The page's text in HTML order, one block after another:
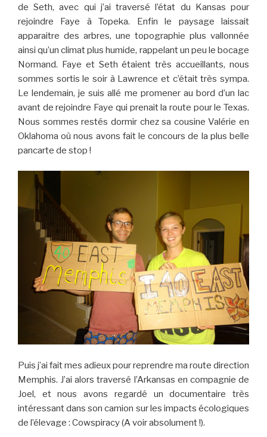
de Seth, avec qui j’ai traversé l’état du Kansas pour
rejoindre Faye à Topeka. Enfin le paysage laissait
apparaitre des arbres, une topographie plus vallonnée
ainsi qu’un climat plus humide, rappelant un peu le bocage
Normand. Faye et Seth étaient très accueillants, nous
sommes sortis le soir à Lawrence et c’était très sympa.
Le lendemain, je suis allé me promener au bord d’un lac
avant de rejoindre Faye qui prenait la route pour le Texas.
Nous sommes restés dormir chez sa cousine Valérie en
Oklahoma où nous avons fait le concours de la plus belle
pancarte de stop !
Puis j’ai fait mes adieux pour reprendre ma route direction
Memphis. J’ai alors traversé l’Arkansas en compagnie de
Joel, et nous avons regardé un documentaire très
intéressant dans son camion sur les impacts écologiques
de l’élevage : Cowspiracy (A voir absolument !).